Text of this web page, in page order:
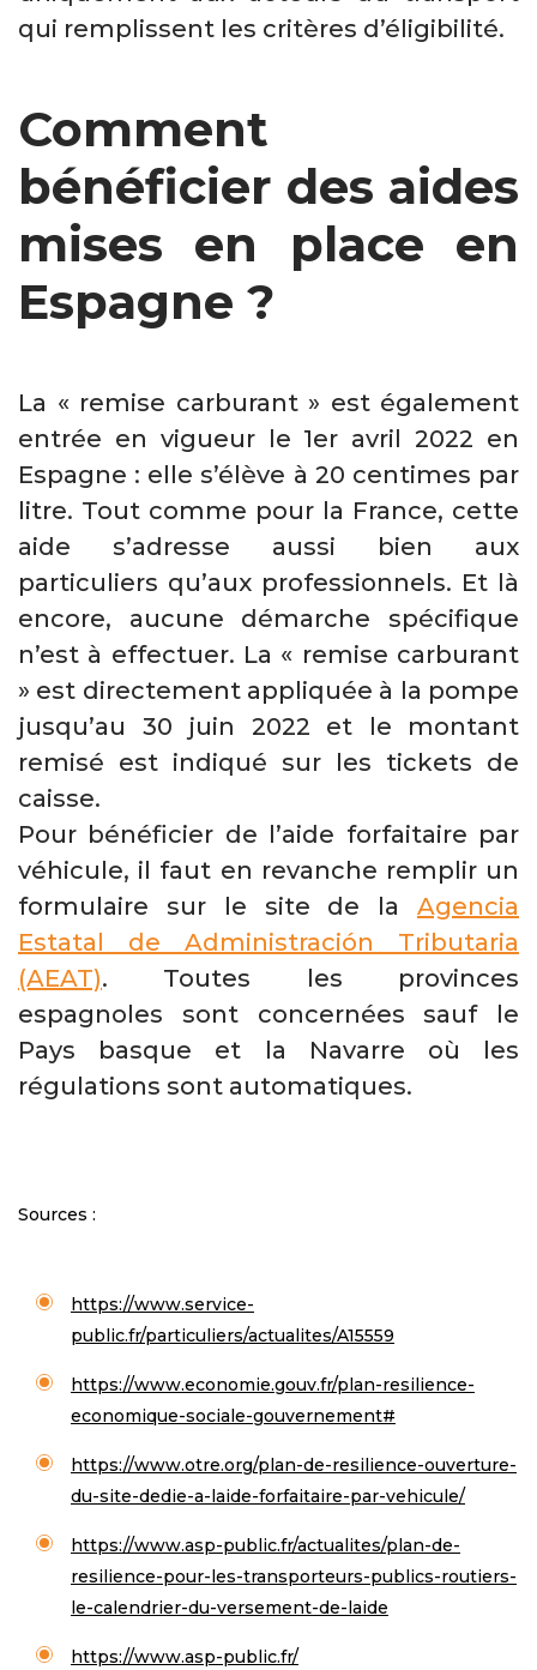
qui remplissent les critères d’éligibilité.
Comment
bénéficier des aides
mises en place en
Espagne ?
La « remise carburant » est également
entrée en vigueur le 1er avril 2022 en
Espagne : elle s’élève à 20 centimes par
litre. Tout comme pour la France, cette
aide s’adresse aussi bien aux
particuliers qu’aux professionnels. Et là
encore, aucune démarche spécifique
n’est à effectuer. La « remise carburant
» est directement appliquée à la pompe
jusqu’au 30 juin 2022 et le montant
remisé est indiqué sur les tickets de
caisse.
Pour bénéficier de l’aide forfaitaire par
véhicule, il faut en revanche remplir un
formulaire sur le site de la Agencia
Estatal de Administración Tributaria
(AEAT). Toutes les provinces
espagnoles sont concernées sauf le
Pays basque et la Navarre où les
régulations sont automatiques.
Sources :
https://www.service-
public.fr/particuliers/actualites/A15559
https://www.economie.gouv.fr/plan-resilience-
economique-sociale-gouvernement#
https://www.otre.org/plan-de-resilience-ouverture-
du-site-dedie-a-laide-forfaitaire-par-vehicule/
https://www.asp-public.fr/actualites/plan-de-
resilience-pour-les-transporteurs-publics-routiers-
le-calendrier-du-versement-de-laide
https://www.asp-public.fr/